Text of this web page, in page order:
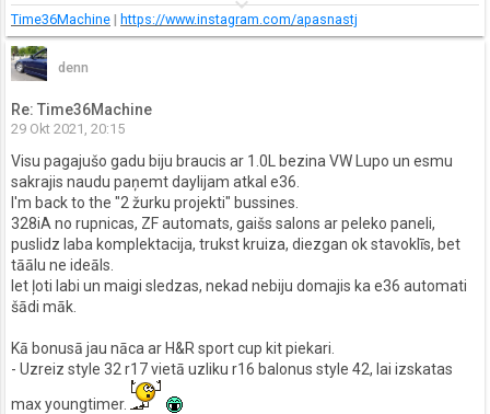
Time36Machine | https://www.instagram.com/apasnastj
denn
Re: Time36Machine
29 Okt 2021, 20:15
Visu pagajušo gadu biju braucis ar 1.0L bezina VW Lupo un esmu
sakrajis naudu paņemt daylijam atkal e36.
I'm back to the "2 žurku projekti" bussines.
328iA no rupnicas, ZF automats, gaišs salons ar peleko paneli,
puslidz laba komplektacija, trukst kruiza, diezgan ok stavoklīs, bet
tāālu ne ideāls.
Iet ļoti labi un maigi sledzas, nekad nebiju domajis ka e36 automati
šādi māk.
Kā bonusā jau nāca ar H&R sport cup kit piekari.
- Uzreiz style 32 r17 vietā uzliku r16 balonus style 42, lai izskatas
max youngtimer.